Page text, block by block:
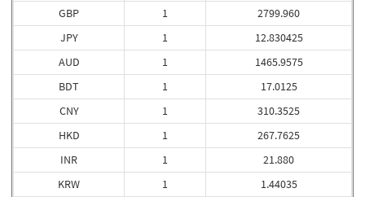
GBP
JPY
AUD
BDT
CNY
HKD
INR
KRW
1
1
1
1
1
1
1
1
2799.960
12.830425
1465.9575
17.0125
310.3525
267.7625
21.880
1.44035